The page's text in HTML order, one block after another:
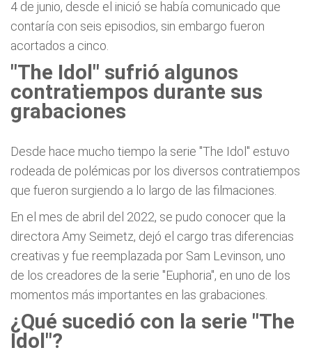
4 de junio, desde el inició se había comunicado que
contaría con seis episodios, sin embargo fueron
acortados a cinco.
"The Idol" sufrió algunos
contratiempos durante sus
grabaciones
Desde hace mucho tiempo la serie "The Idol" estuvo
rodeada de polémicas por los diversos contratiempos
que fueron surgiendo a lo largo de las filmaciones.
En el mes de abril del 2022, se pudo conocer que la
directora Amy Seimetz, dejó el cargo tras diferencias
creativas y fue reemplazada por Sam Levinson, uno
de los creadores de la serie "Euphoria", en uno de los
momentos más importantes en las grabaciones.
¿Qué sucedió con la serie "The
Idol"?